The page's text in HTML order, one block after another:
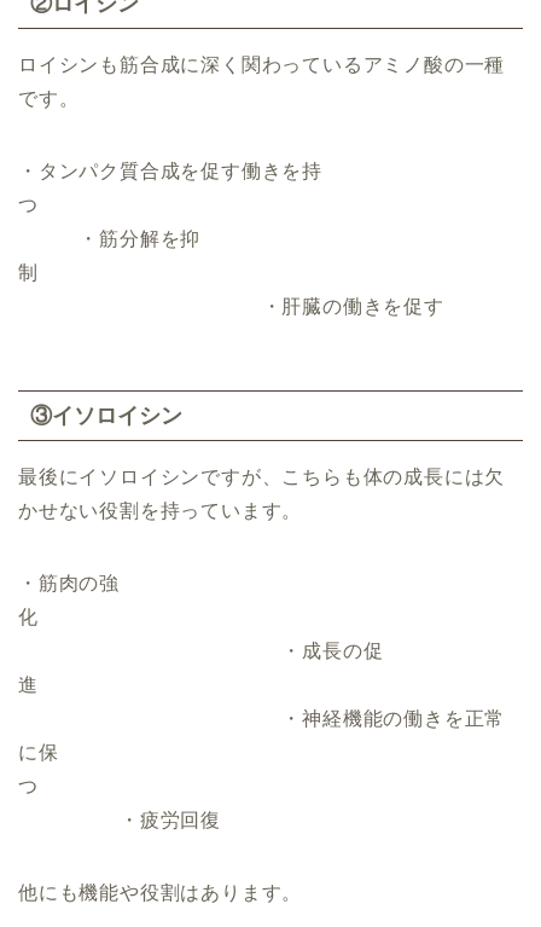
ロイシンも筋合成に深く関わっているアミノ酸の一種
です。
・タンパク質合成を促す働きを持
つ
・筋分解を抑
制
・肝臓の働きを促す
③イソロイシン
最後にイソロイシンですが、こちらも体の成長には欠
かせない役割を持っています。
・筋肉の強
化
・成長の促
進
・神経機能の働きを正常
に保
つ
・疲労回復
他にも機能や役割はあります。